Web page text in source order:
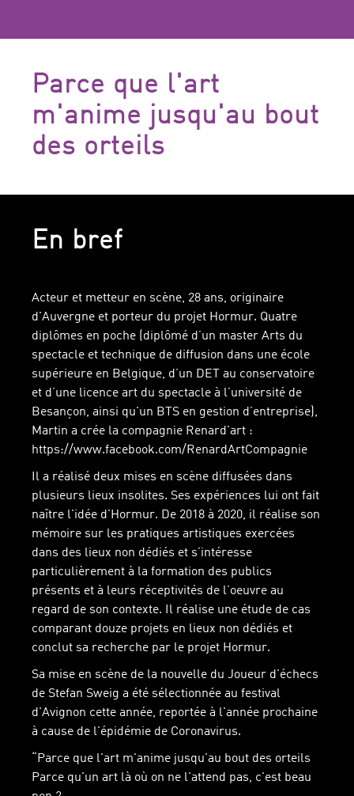
Parce que l'art
m'anime jusqu'au bout
des orteils
En bref
Acteur et metteur en scène, 28 ans, originaire
d'Auvergne et porteur du projet Hormur. Quatre
diplômes en poche (diplômé d’un master Arts du
spectacle et technique de diffusion dans une école
supérieure en Belgique, d’un DET au conservatoire
et d’une licence art du spectacle à l’université de
Besançon, ainsi qu'un BTS en gestion d’entreprise),
Martin a crée la compagnie Renard'art :
https://www.facebook.com/RenardArtCompagnie
Il a réalisé deux mises en scène diffusées dans
plusieurs lieux insolites. Ses expériences lui ont fait
naître l'idée d'Hormur. De 2018 à 2020, il réalise son
mémoire sur les pratiques artistiques exercées
dans des lieux non dédiés et s’intéresse
particulièrement à la formation des publics
présents et à leurs réceptivités de l’oeuvre au
regard de son contexte. Il réalise une étude de cas
comparant douze projets en lieux non dédiés et
conclut sa recherche par le projet Hormur.
Sa mise en scène de la nouvelle du Joueur d'échecs
de Stefan Sweig a été sélectionnée au festival
d'Avignon cette année, reportée à l'année prochaine
à cause de l'épidémie de Coronavirus.
“Parce que l'art m'anime jusqu'au bout des orteils
Parce qu'un art là où on ne l'attend pas, c'est beau